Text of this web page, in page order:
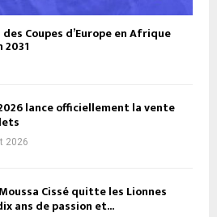
Coupes d’Europe en Afrique
2031
lance officiellement la vente
2026
Cissé quitte les Lionnes
ans de passion et...